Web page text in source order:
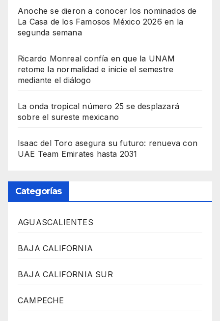
Anoche se dieron a conocer los nominados de
La Casa de los Famosos México 2026 en la
segunda semana
Ricardo Monreal confía en que la UNAM
retome la normalidad e inicie el semestre
mediante el diálogo
La onda tropical número 25 se desplazará
sobre el sureste mexicano
Isaac del Toro asegura su futuro: renueva con
UAE Team Emirates hasta 2031
Categorías
AGUASCALIENTES
BAJA CALIFORNIA
BAJA CALIFORNIA SUR
CAMPECHE